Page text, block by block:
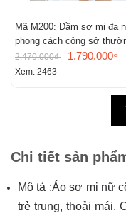
Mã M200: Đầm sơ mi đa
phong cách công sở
ngày
2.470.000₫ 1.790.000₫
Xem: 2463
Chi tiết sản
Mô tả :Áo sơ mi nữ
trẻ trung, thoải mái.